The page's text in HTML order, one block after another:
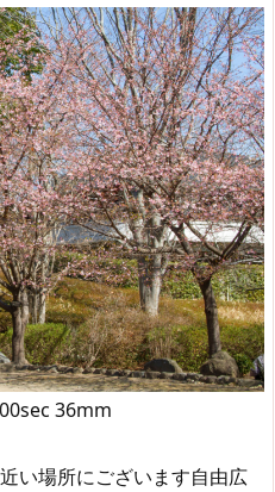
36mm
い場所にございます自由広